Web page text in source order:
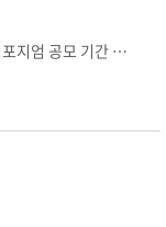
2024년 제27회 한국뇌신경과학회 정기학술대회 심포지엄 공모 기간 연장 안내